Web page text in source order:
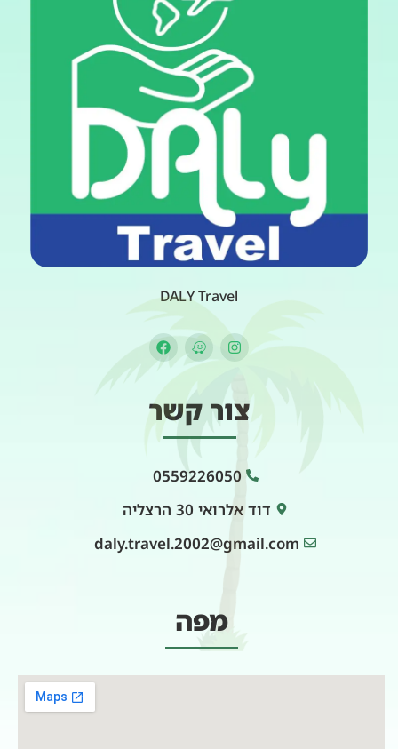
DALY Travel
צור קשר
0559226050
דוד אלרואי 30 הרצליה
daly.travel.2002@gmail.com
מפה